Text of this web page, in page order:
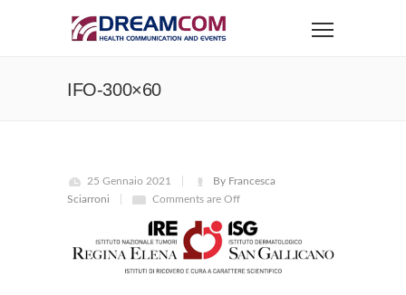
IFO-300×60
25 Gennaio 2021
By Francesca
Sciarroni
Comments are Off